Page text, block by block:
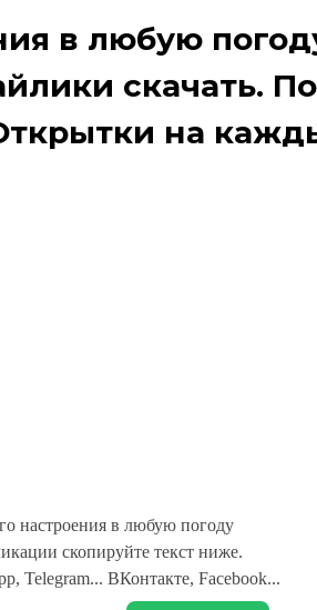
в любую
скачать.
на
настроения в любую погоду
скопируйте текст ниже.
Telegram... ВКонтакте, Facebook...